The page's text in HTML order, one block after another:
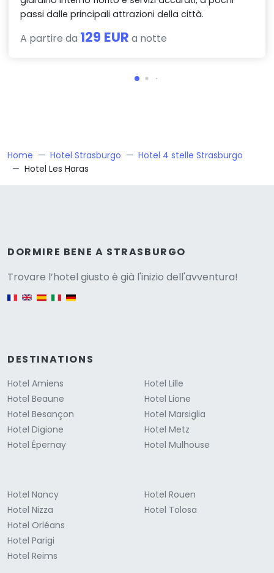
passi dalle principali attrazioni della città.
A partire da 129 EUR a notte
Home Hotel Strasburgo
Hotel 4 stelle Strasburgo
Hotel Les Haras
DORMIRE BENE A STRASBURGO
Trovare l’hotel giusto è già l'inizio dell'avventura!
English version
DESTINATIONS
Hotel Amiens
Hotel Beaune
Hotel Besançon
Hotel Digione
Hotel Épernay
Hotel Lille
Hotel Lione
Hotel Marsiglia
Hotel Metz
Hotel Mulhouse
Hotel Nancy
Hotel Nizza
Hotel Orléans
Hotel Parigi
Hotel Reims
Hotel Rouen
Hotel Tolosa